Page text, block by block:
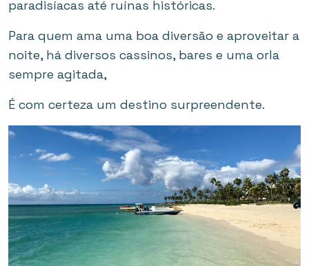
paradisíacas até ruínas históricas.
Para quem ama uma boa diversão e aproveitar a
noite, há diversos cassinos, bares e uma orla
sempre agitada,
É com certeza um destino surpreendente.